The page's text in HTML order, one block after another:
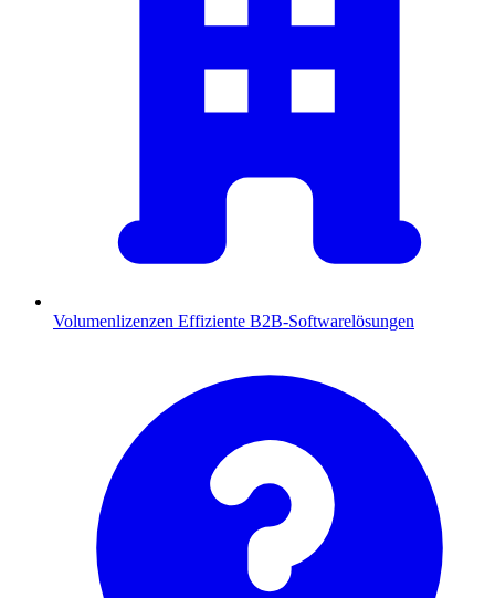
Volumenlizenzen Effiziente B2B-Softwarelösungen